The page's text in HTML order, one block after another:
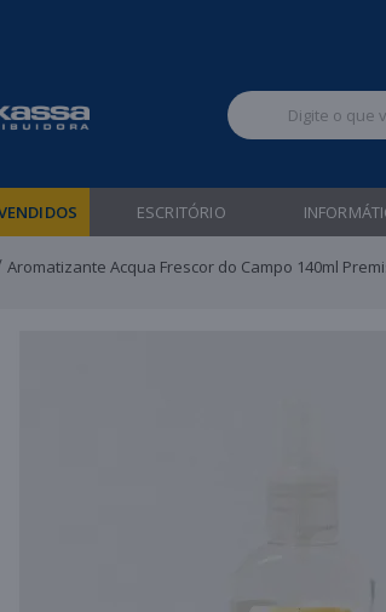
ESCRITÓRIO
Aromatizante Acqua Frescor do Campo 140ml